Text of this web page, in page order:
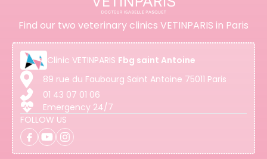
Find our two veterinary clinics VETINPARIS in Paris
Clinic VETINPARIS Fbg saint Antoine
89 rue du Faubourg Saint Antoine 75011 Paris
01 43 07 01 06
Emergency 24/7
FOLLOW US